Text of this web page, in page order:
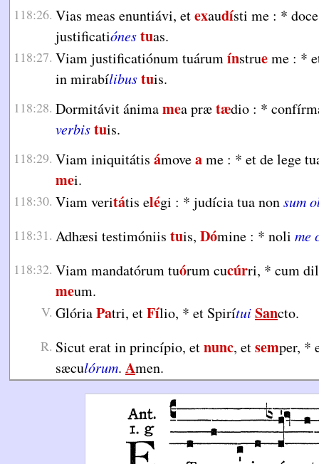
118:26. Vias meas enuntiávi, etexaudísti me : *
justificatiónestuas.
118:27. Viam justificatiónum tuárumínstrueme : *
in mirabílibustuis.
118:28. Dormitávit ánimamea prætædio : *
verbistuis.
118:29. Viam iniquitátis ámoveame : * et de lege
mei.
118:30. Viam veritátis elégi : * judícia tua nonsum
118:31. Adhæsi testimóniis tuis, Dómine : * noli me
118:32. Viam mandatórum tuórum cucúrri, * cum
meum.
V. GlóriaPatri, etFílio, * et SpirítuiSancto.
R. Sicut erat in princípio, etnunc, etsemper, *
sæculórum. Amen.